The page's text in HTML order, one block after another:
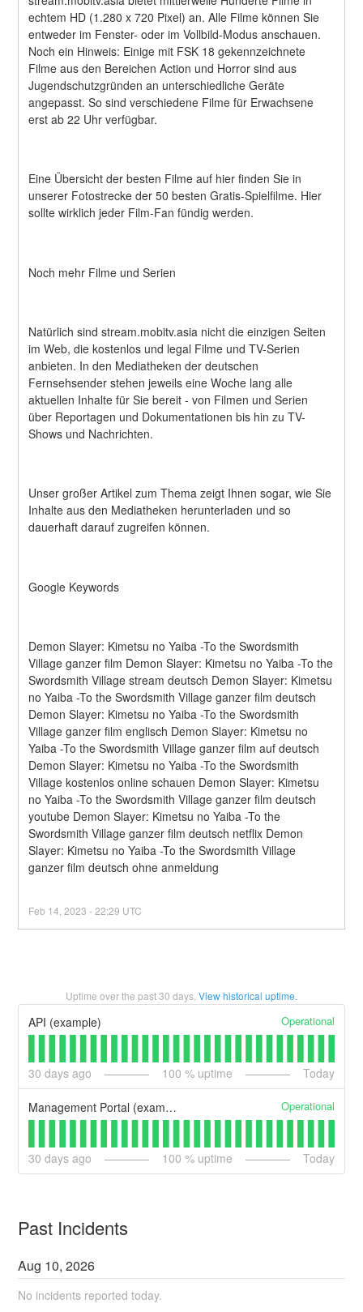
echtem HD (1.280 x 720 Pixel) an. Alle Filme können Sie
entweder im Fenster- oder im Vollbild-Modus anschauen.
Noch ein Hinweis: Einige mit FSK 18 gekennzeichnete
Filme aus den Bereichen Action und Horror sind aus
Jugendschutzgründen an unterschiedliche Geräte
angepasst. So sind verschiedene Filme für Erwachsene
erst ab 22 Uhr verfügbar.
Eine Übersicht der besten Filme auf hier finden Sie in
unserer Fotostrecke der 50 besten Gratis-Spielfilme. Hier
sollte wirklich jeder Film-Fan fündig werden.
Noch mehr Filme und Serien
Natürlich sind stream.mobitv.asia nicht die einzigen Seiten
im Web, die kostenlos und legal Filme und TV-Serien
anbieten. In den Mediatheken der deutschen
Fernsehsender stehen jeweils eine Woche lang alle
aktuellen Inhalte für Sie bereit - von Filmen und Serien
über Reportagen und Dokumentationen bis hin zu TV-
Shows und Nachrichten.
Unser großer Artikel zum Thema zeigt Ihnen sogar, wie Sie
Inhalte aus den Mediatheken herunterladen und so
dauerhaft darauf zugreifen können.
Google Keywords
Demon Slayer: Kimetsu no Yaiba -To the Swordsmith
Village ganzer film Demon Slayer: Kimetsu no Yaiba -To the
Swordsmith Village stream deutsch Demon Slayer: Kimetsu
no Yaiba -To the Swordsmith Village ganzer film deutsch
Demon Slayer: Kimetsu no Yaiba -To the Swordsmith
Village ganzer film englisch Demon Slayer: Kimetsu no
Yaiba -To the Swordsmith Village ganzer film auf deutsch
Demon Slayer: Kimetsu no Yaiba -To the Swordsmith
Village kostenlos online schauen Demon Slayer: Kimetsu
no Yaiba -To the Swordsmith Village ganzer film deutsch
youtube Demon Slayer: Kimetsu no Yaiba -To the
Swordsmith Village ganzer film deutsch netflix Demon
Slayer: Kimetsu no Yaiba -To the Swordsmith Village
ganzer film deutsch ohne anmeldung
Feb 14 ,2023 -22:29 UTC
Uptime over the past30 days. View historical uptime.
API (example) Operational
30 days ago 100 % uptime Today
Management Portal (example) Operational
30 days ago 100 % uptime Today
Past Incidents
Aug 10,2026
No incidents reported today.